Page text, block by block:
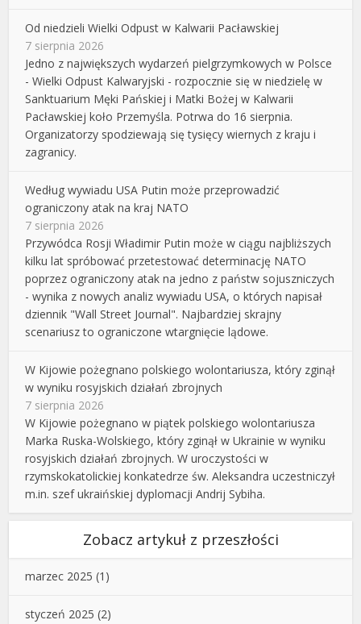
Od niedzieli Wielki Odpust w Kalwarii Pacławskiej
7 sierpnia 2026
Jedno z największych wydarzeń pielgrzymkowych w Polsce
- Wielki Odpust Kalwaryjski - rozpocznie się w niedzielę w
Sanktuarium Męki Pańskiej i Matki Bożej w Kalwarii
Pacławskiej koło Przemyśla. Potrwa do 16 sierpnia.
Organizatorzy spodziewają się tysięcy wiernych z kraju i
zagranicy.
Według wywiadu USA Putin może przeprowadzić
ograniczony atak na kraj NATO
7 sierpnia 2026
Przywódca Rosji Władimir Putin może w ciągu najbliższych
kilku lat spróbować przetestować determinację NATO
poprzez ograniczony atak na jedno z państw sojuszniczych
- wynika z nowych analiz wywiadu USA, o których napisał
dziennik "Wall Street Journal". Najbardziej skrajny
scenariusz to ograniczone wtargnięcie lądowe.
W Kijowie pożegnano polskiego wolontariusza, który zginął
w wyniku rosyjskich działań zbrojnych
7 sierpnia 2026
W Kijowie pożegnano w piątek polskiego wolontariusza
Marka Ruska-Wolskiego, który zginął w Ukrainie w wyniku
rosyjskich działań zbrojnych. W uroczystości w
rzymskokatolickiej konkatedrze św. Aleksandra uczestniczył
m.in. szef ukraińskiej dyplomacji Andrij Sybiha.
Zobacz artykuł z przeszłości
marzec 2025 (1)
styczeń 2025 (2)